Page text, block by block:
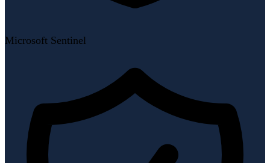
Microsoft Sentinel